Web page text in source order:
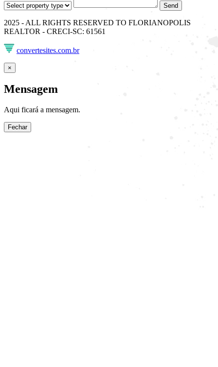
Send
2025 - ALL RIGHTS RESERVED TO FLORIANOPOLIS
REALTOR - CRECI-SC: 61561
convertesites.com.br
×
Mensagem
Aqui ficará a mensagem.
Fechar